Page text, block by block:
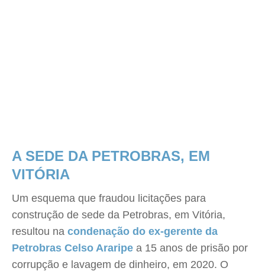
A SEDE DA PETROBRAS, EM
VITÓRIA
Um esquema que fraudou licitações para
construção de sede da Petrobras, em Vitória,
resultou na condenação do ex-gerente da
Petrobras Celso Araripe a 15 anos de prisão por
corrupção e lavagem de dinheiro, em 2020. O